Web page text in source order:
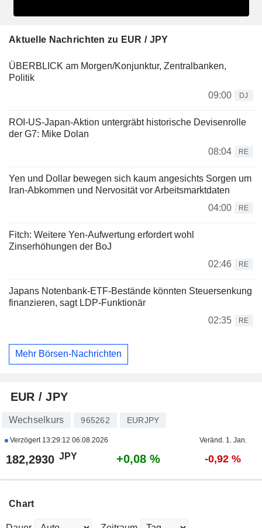
Aktuelle Nachrichten zu EUR / JPY
ÜBERBLICK am Morgen/Konjunktur, Zentralbanken,
Politik
09:00
DJ
ROI-US-Japan-Aktion untergräbt historische Devisenrolle
der G7: Mike Dolan
08:04
RE
Yen und Dollar bewegen sich kaum angesichts Sorgen um
Iran-Abkommen und Nervosität vor Arbeitsmarktdaten
04:00
RE
Fitch: Weitere Yen-Aufwertung erfordert wohl
Zinserhöhungen der BoJ
02:46
RE
Japans Notenbank-ETF-Bestände könnten Steuersenkung
finanzieren, sagt LDP-Funktionär
02:35
RE
Mehr Börsen-Nachrichten
EUR / JPY
Wechselkurs 965262 EURJPY
Verzögert 13:29:12 06.08.2026 Veränd. 1. Jan.
182,2930 JPY +0,08 % -0,92 %
Chart